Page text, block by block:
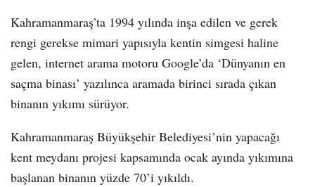
Kahramanmaraş’ta 1994 yılında inşa edilen ve gerek
rengi gerekse mimari yapısıyla kentin simgesi haline
gelen, internet arama motoru Google’da ‘Dünyanın en
saçma binası’ yazılınca aramada birinci sırada çıkan
binanın yıkımı sürüyor.
Kahramanmaraş Büyükşehir Belediyesi’nin yapacağı
kent meydanı projesi kapsamında ocak ayında yıkımına
başlanan binanın yüzde 70’i yıkıldı.